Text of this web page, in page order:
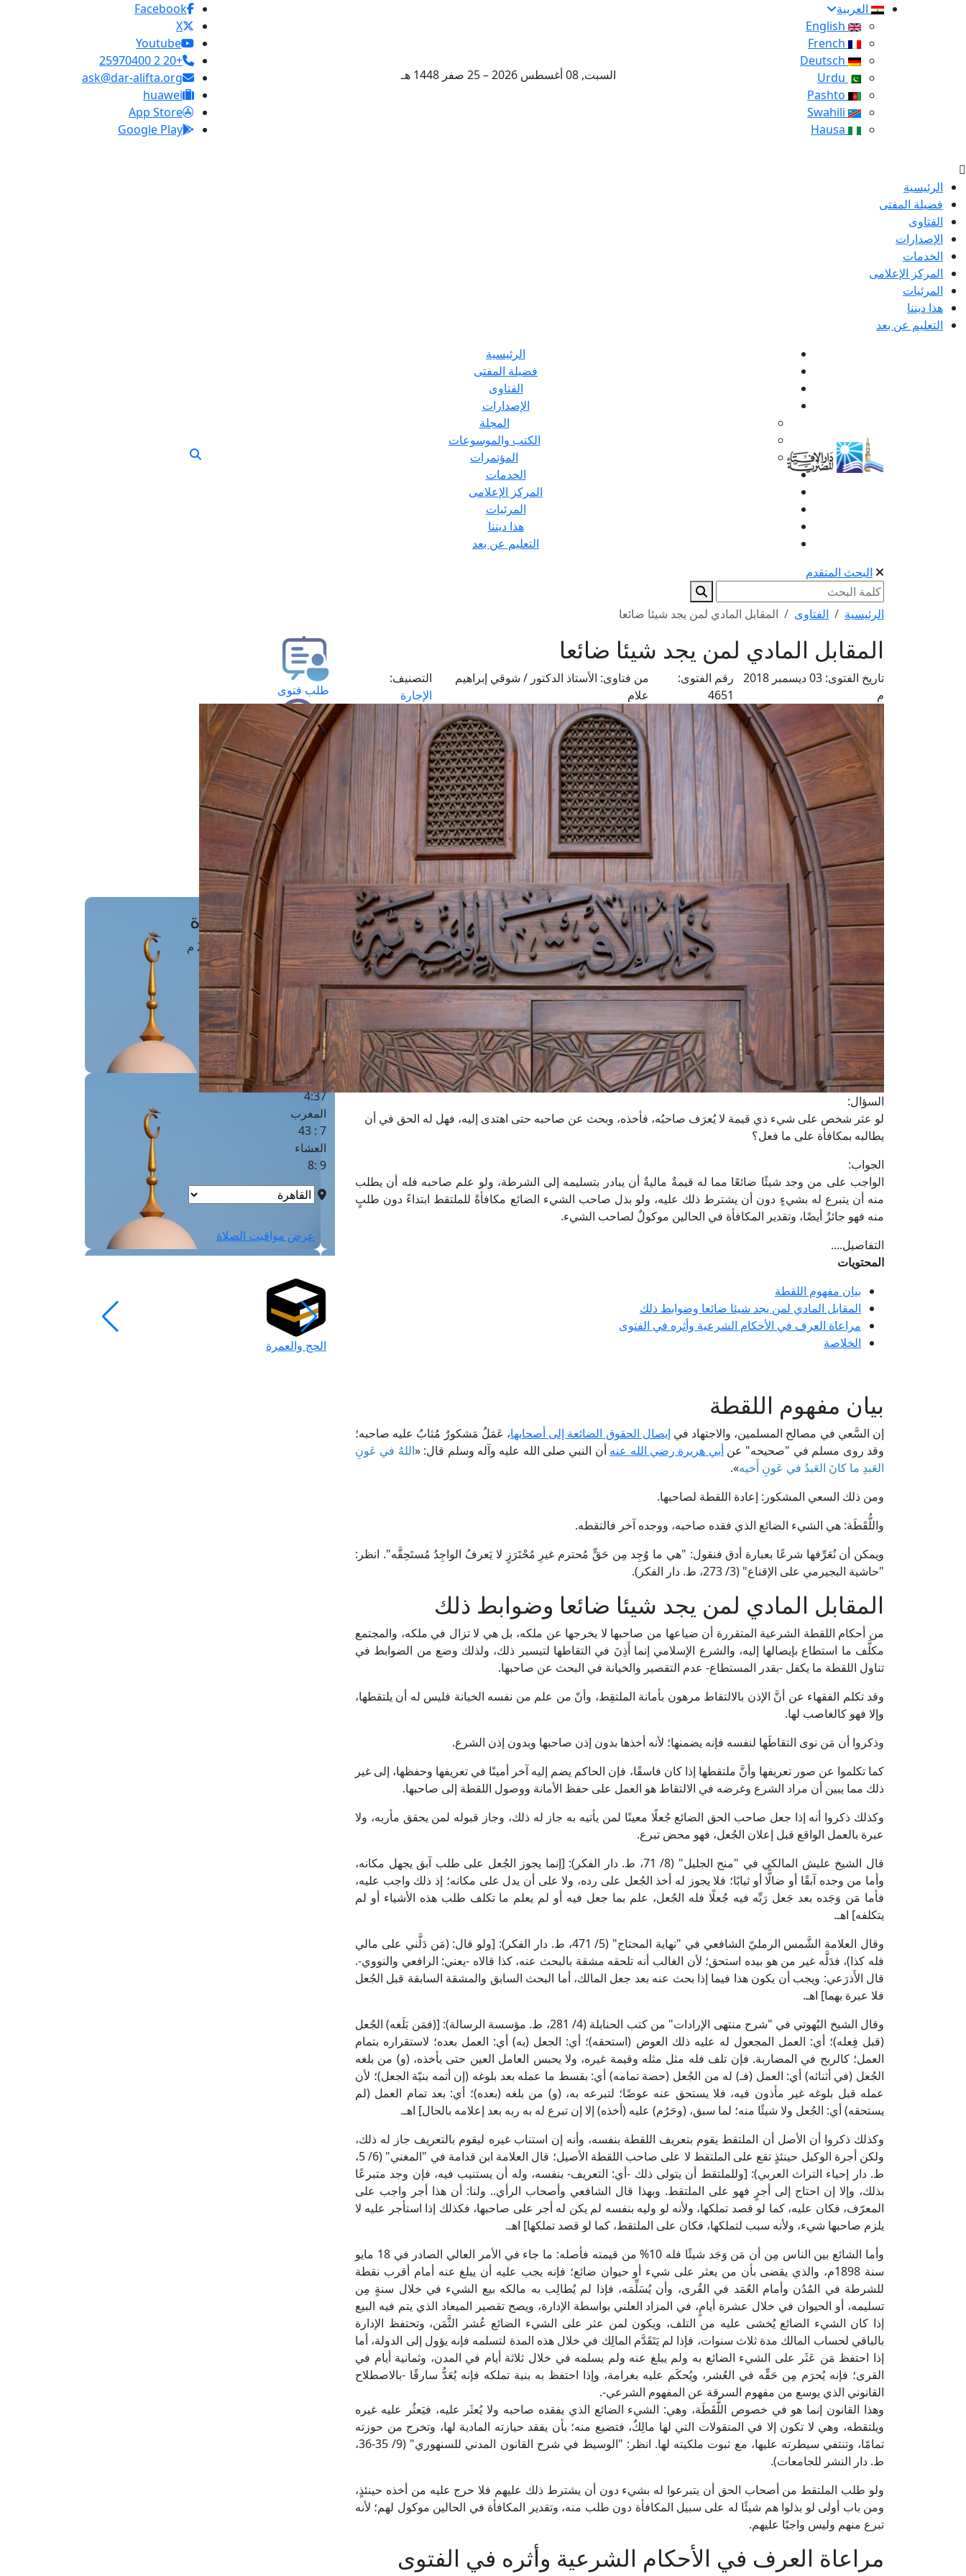
العربية
السبت, 08 أغسطس 2026 – 25 صفر 1448 هـ
Facebook
X
Youtube
+20 2 25970400
ask@dar-alifta.org
huawei
App Store
Google Play
الرئيسية
فضيلة المفتى
الفتاوى
الإصدارات
الخدمات
المركز الإعلامى
المرئيات
هذا ديننا
التعليم عن بعد
الرئيسية
فضيلة المفتى
الفتاوى
الإصدارات
المجلة
الكتب والموسوعات
المؤتمرات
الخدمات
المركز الإعلامى
المرئيات
هذا ديننا
التعليم عن بعد
البحث المتقدم
الرئيسية الفتاوى المقابل المادي لمن يجد شيئا ضائعا
المقابل المادي لمن يجد شيئا ضائعا
تاريخ الفتوى:
03 ديسمبر 2018
م
رقم الفتوى:
4651
من فتاوى: الأستاذ الدكتور / شوقي إبراهيم
علام
التصنيف:
الإجارة
السؤال:
لو عثر شخص على شيء ذي قيمة لا يُعرَف صاحبُه، فأخذه، وبحث عن صاحبه حتى اهتدى إليه، فهل له الحق في أن
يطالبه بمكافأة على ما فعل؟
الجواب:
الواجب على من وجد شيئًا ضائعًا مما له قيمةٌ ماليةٌ أن يبادر بتسليمه إلى الشرطة، ولو علم صاحبه فله أن يطلب
منه أن يتبرع له بشيءٍ دون أن يشترط ذلك عليه، ولو بذل صاحب الشيء الضائع مكافأةً للملتقط ابتداءً دون طلبٍ
منه فهو جائزٌ أيضًا، وتقدير المكافأة في الحالين موكولٌ لصاحب الشيء.
التفاصيل....
المحتويات
بيان مفهوم اللقطة
المقابل المادي لمن يجد شيئا ضائعا وضوابط ذلك
مراعاة العرف في الأحكام الشرعية وأثره في الفتوى
الخلاصة
بيان مفهوم اللقطة
إن السَّعي في مصالح المسلمين، والاجتهاد في إيصال الحقوق الضائعة إلى أصحابها، عَمَلٌ مَشكورٌ مُثابٌ عليه صاحبه؛
وقد روى مسلم في "صحيحه" عنأبي هريرة رضي الله عنه أن النبي صلى الله عليه وآله وسلم قال: «اللهُ في عَونِ
العَبدِ ما كانَ العَبدُ في عَونِ أَخيه».
ومن ذلك السعي المشكور: إعادة اللقطة لصاحبها.
واللُّقَطَة: هي الشيء الضائع الذي فقده صاحبه، ووجده آخر فالتقطه.
ويمكن أن نُعَرِّفها شرعًا بعبارة أدق فنقول: "هي ما وُجِد مِن حَقٍّ مُحترم غيرِ مُحْتَرَزٍ لا يَعرفُ الواجِدُ مُستَحِقَّه". انظر:
"حاشية البجيرمي على الإقناع" (3/ 273، ط. دار الفكر).
المقابل المادي لمن يجد شيئا ضائعا وضوابط ذلك
من أحكام اللقطة الشرعية المتقررة أن ضياعها من صاحبها لا يخرجها عن ملكه، بل هي لا تزال في ملكه، والمجتمع
مكلَّف ما استطاع بإيصالها إليه، والشرع الإسلامي إنما أَذِنَ في التقاطها لتيسير ذلك، ولذلك وضع من الضوابط في
تناول اللقطة ما يكفل -بقدر المستطاع- عدم التقصير والخيانة في البحث عن صاحبها.
وقد تكلم الفقهاء عن أنَّ الإذن بالالتقاط مرهون بأمانة الملتقِط، وأنّ من علم من نفسه الخيانة فليس له أن يلتقطها،
وإلا فهو كالغاصب لها.
وذكروا أن مَن نوى التقاطَها لنفسه فإنه يضمنها؛ لأنه أخذها بدون إذن صاحبها وبدون إذن الشرع.
كما تكلموا عن صور تعريفها وأنَّ ملتقطها إذا كان فاسقًا، فإن الحاكم يضم إليه آخر أمينًا في تعريفها وحفظها، إلى غير
ذلك مما يبين أن مراد الشرع وغرضه في الالتقاط هو العمل على حفظ الأمانة ووصول اللقطة إلى صاحبها.
وكذلك ذكروا أنه إذا جعل صاحب الحق الضائع جُعلًا معينًا لمن يأتيه به جاز له ذلك، وجاز قبوله لمن يحقق مأربه، ولا
عبرة بالعمل الواقع قبل إعلان الجُعل، فهو محض تبرع.
قال الشيخ عليش المالكي في "منح الجليل" (8/ 71، ط. دار الفكر): [إنما يجوز الجُعل على طلب آبق يجهل مكانه،
وأما من وجده آبقًا أو ضالًّا أو ثيابًا؛ فلا يجوز له أخذ الجُعل على رده، ولا على أن يدل على مكانه؛ إذ ذلك واجب عليه،
فأما مَن وَجَده بعد جَعل رَبِّه فيه جُعلًا فله الجُعل، علم بما جعل فيه أو لم يعلم ما تكلف طلب هذه الأشياء أو لم
يتكلفه] اهـ.
وقال العلامة الشَّمس الرمليّ الشافعي في "نهاية المحتاج" (5/ 471، ط. دار الفكر): [ولو قال: (مَن دَلَّني على مالي
فله كذا)، فدَلَّه غير من هو بيده استحق؛ لأن الغالب أنه تلحقه مشقة بالبحث عنه، كذا قالاه -يعني: الرافعي والنووي-.
قال الأَذرَعي: ويجب أن يكون هذا فيما إذا بحث عنه بعد جعل المالك، أما البحث السابق والمشقة السابقة قبل الجُعل
فلا عبرة بهما] اهـ.
وقال الشيخ البُهوتي في "شرح منتهى الإرادات" من كتب الحنابلة (4/ 281، ط. مؤسسة الرسالة): [(فمَن بَلَغه) الجُعل
(قبل فِعله)؛ أي: العمل المجعول له عليه ذلك العوض (استحقه)؛ أي: الجعل (به) أي: العمل بعده؛ لاستقراره بتمام
العمل؛ كالربح في المضاربة. فإن تلف فله مثل مثله وقيمة غيره، ولا يحبس العامل العين حتى يأخذه، (و) من بلغه
الجُعل (في أثنائه) أي: العمل (فـ) له من الجُعل (حصة تمامه) أي: بقسط ما عمله بعد بلوغه (إن أتمه بنيّة الجعل)؛ لأن
عمله قبل بلوغه غير مأذون فيه، فلا يستحق عنه عوضًا؛ لتبرعه به، (و) من بلغه (بعده)؛ أي: بعد تمام العمل (لم
يستحقه) أي: الجُعل ولا شيئًا منه؛ لما سبق، (وحَرُم) عليه (أخذه) إلا إن تبرع له به ربه بعد إعلامه بالحال] اهـ.
وكذلك ذكروا أن الأصل أن الملتقط يقوم بتعريف اللقطة بنفسه، وأنه إن استناب غيره ليقوم بالتعريف جاز له ذلك،
ولكن أجرة الوكيل حينئذٍ تقع على الملتقط لا على صاحب اللقطة الأصيل؛ قال العلامة ابن قدامة في "المغني" (6/ 5،
ط. دار إحياء التراث العربي): [وللملتقط أن يتولى ذلك -أي: التعريف- بنفسه، وله أن يستنيب فيه، فإن وجد متبرعًا
بذلك، وإلا إن احتاج إلى أجرٍ فهو على الملتقط. وبهذا قال الشافعي وأصحاب الرأي.. ولنا: أن هذا أجر واجب على
المعرّف، فكان عليه، كما لو قصد تملكها، ولأنه لو وليه بنفسه لم يكن له أجر على صاحبها، فكذلك إذا استأجر عليه لا
يلزم صاحبها شيء، ولأنه سبب لتملكها، فكان على الملتقط، كما لو قصد تملكها] اهـ.
وأما الشائع بين الناس مِن أن مَن وَجَد شيئًا فله 10% من قيمته فأصله: ما جاء في الأمر العالي الصادر في 18 مايو
سنة 1898م، والذي يقضى بأن من يعثر على شيء أو حيوان ضائع؛ فإنه يجب عليه أن يبلغ عنه أمام أقرب نقطة
للشرطة في المُدُن وأمام العُمَد في القُرى، وأن يُسَلِّمَه، فإذا لم يُطالِب به مالكه بيع الشيء في خلال سنةٍ مِن
تسليمه، أو الحيوان في خلال عشرة أيامٍ، في المزاد العلني بواسطة الإدارة، ويصح تقصير الميعاد الذي يتم فيه البيع
إذا كان الشيء الضائع يُخشى عليه من التلف، ويكون لمن عثر على الشيء الضائع عُشر الثَّمَن، وتحتفظ الإدارة
بالباقي لحساب المالك مدة ثلاث سنوات، فإذا لم يَتَقَدَّم المالِك في خلال هذه المدة لتسلمه فإنه يؤول إلى الدولة، أما
إذا احتفظ مَن عَثَر على الشيء الضائع به ولم يبلغ عنه ولم يسلمه في خلال ثلاثة أيام في المدن، وثمانية أيام في
القرى؛ فإنه يُحرَم مِن حَقِّه في العُشر، ويُحكَم عليه بغرامة، وإذا احتفظ به بنية تملكه فإنه يُعَدُّ سارقًا -بالاصطلاح
القانوني الذي يوسع من مفهوم السرقة عن المفهوم الشرعي-.
وهذا القانون إنما هو في خصوص اللُّقَطَة، وهي: الشيء الضائع الذي يفقده صاحبه ولا يُعثَر عليه، فيَعثُر عليه غيره
ويلتقطه، وهي لا تكون إلا في المنقولات التي لها مالِكٌ، فتضيع منه؛ بأن يفقد حيازته المادية لها، وتخرج من حوزته
تمامًا، وتنتفي سيطرته عليها، مع ثبوت ملكيته لها. انظر: "الوسيط في شرح القانون المدني للسنهوري" (9/ 35-36،
ط. دار النشر للجامعات).
ولو طلب الملتقط من أصحاب الحق أن يتبرعوا له بشيء دون أن يشترط ذلك عليهم فلا حرج عليه من أخذه حينئذٍ،
ومن باب أولى لو بذلوا هم شيئًا له على سبيل المكافأة دون طلب منه، وتقدير المكافأة في الحالين موكول لهم؛ لأنه
تبرع منهم وليس واجبًا عليهم.
مراعاة العرف في الأحكام الشرعية وأثره في الفتوى
طلب فتوى
استعلام عن فتوى
حجز موعد
الفتوى الهاتفية
مَواقِيتُ الصَّـــلاة
القاهرة · 08 أغسطس 2026 م
4 :42
الشروق
6 :18
الظهر
1 : 1
العصر
4:37
المغرب
7 : 43
العشاء
9 :8
عرض مواقيت الصلاة
الحج والعمرة